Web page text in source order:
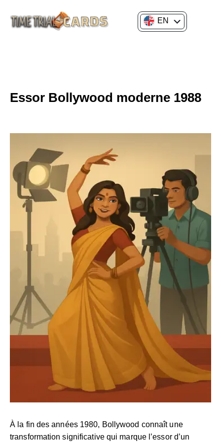
EN
Essor Bollywood moderne 1988
À la fin des années 1980, Bollywood connaît une
transformation significative qui marque l’essor d’un